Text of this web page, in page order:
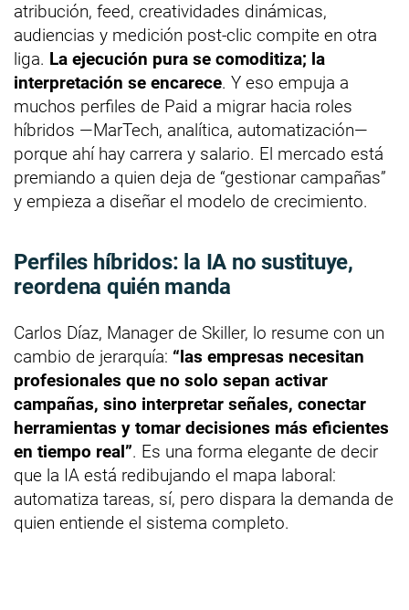
atribución, feed, creatividades dinámicas,
audiencias y medición post-clic compite en otra
liga. La ejecución pura se comoditiza; la
interpretación se encarece. Y eso empuja a
muchos perfiles de Paid a migrar hacia roles
híbridos —MarTech, analítica, automatización—
porque ahí hay carrera y salario. El mercado está
premiando a quien deja de “gestionar campañas”
y empieza a diseñar el modelo de crecimiento.
Perfiles híbridos: la IA no sustituye,
reordena quién manda
Carlos Díaz, Manager de Skiller, lo resume con un
cambio de jerarquía: “las empresas necesitan
profesionales que no solo sepan activar
campañas, sino interpretar señales, conectar
herramientas y tomar decisiones más eficientes
en tiempo real”. Es una forma elegante de decir
que la IA está redibujando el mapa laboral:
automatiza tareas, sí, pero dispara la demanda de
quien entiende el sistema completo.